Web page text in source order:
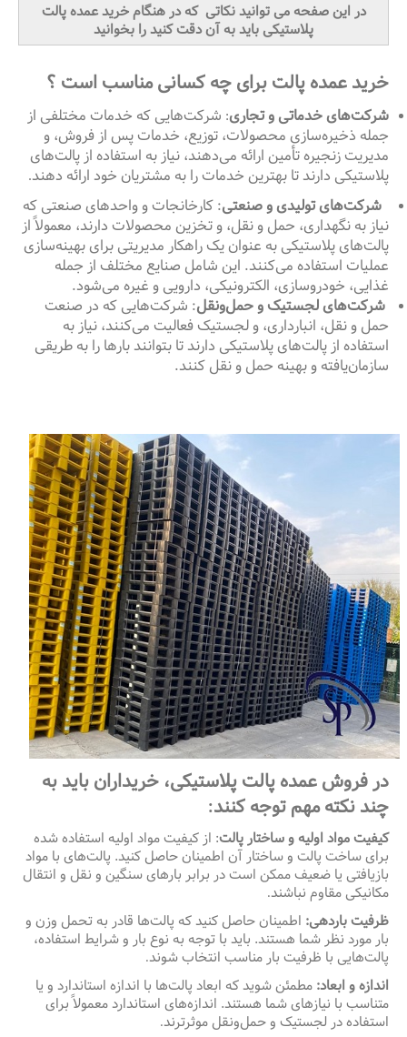
در این صفحه می توانید نکاتی که در هنگام خرید عمده پالت
پلاستیکی باید به آن دقت کنید را بخوانید
خرید عمده پالت برای چه کسانی مناسب است ؟
شرکت‌های خدماتی و تجاری: شرکت‌هایی که خدمات مختلفی از
جمله ذخیره‌سازی محصولات، توزیع، خدمات پس از فروش، و
مدیریت زنجیره تأمین ارائه می‌دهند، نیاز به استفاده از پالت‌های
پلاستیکی دارند تا بهترین خدمات را به مشتریان خود ارائه دهند.
شرکت‌های تولیدی و صنعتی: کارخانجات و واحدهای صنعتی که
نیاز به نگهداری، حمل و نقل، و تخزین محصولات دارند، معمولاً از
پالت‌های پلاستیکی به عنوان یک راهکار مدیریتی برای بهینه‌سازی
عملیات استفاده می‌کنند. این شامل صنایع مختلف از جمله
غذایی، خودروسازی، الکترونیکی، دارویی و غیره می‌شود.
شرکت‌های لجستیک و حمل‌ونقل: شرکت‌هایی که در صنعت
حمل و نقل، انبارداری، و لجستیک فعالیت می‌کنند، نیاز به
استفاده از پالت‌های پلاستیکی دارند تا بتوانند بارها را به طریقی
سازمان‌یافته و بهینه حمل و نقل کنند.
در فروش عمده پالت پلاستیکی، خریداران باید به
چند نکته مهم توجه کنند:
کیفیت مواد اولیه و ساختار پالت: از کیفیت مواد اولیه استفاده شده
برای ساخت پالت و ساختار آن اطمینان حاصل کنید. پالت‌های با مواد
بازیافتی یا ضعیف ممکن است در برابر بارهای سنگین و نقل و انتقال
مکانیکی مقاوم نباشند.
ظرفیت باردهی: اطمینان حاصل کنید که پالت‌ها قادر به تحمل وزن و
بار مورد نظر شما هستند. باید با توجه به نوع بار و شرایط استفاده،
پالت‌هایی با ظرفیت بار مناسب انتخاب شوند.
اندازه و ابعاد: مطمئن شوید که ابعاد پالت‌ها با اندازه استاندارد و یا
متناسب با نیازهای شما هستند. اندازه‌های استاندارد معمولاً برای
استفاده در لجستیک و حمل‌ونقل موثرترند.